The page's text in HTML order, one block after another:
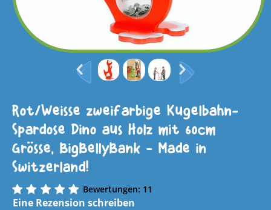
Rot/Weisse zweifarbige Kugelbahn-
Spardose Dino aus Holz mit 60cm
Grösse, BigBellyBank - Made in
Switzerland!
Bewertungen: 11
Eine Rezension schreiben